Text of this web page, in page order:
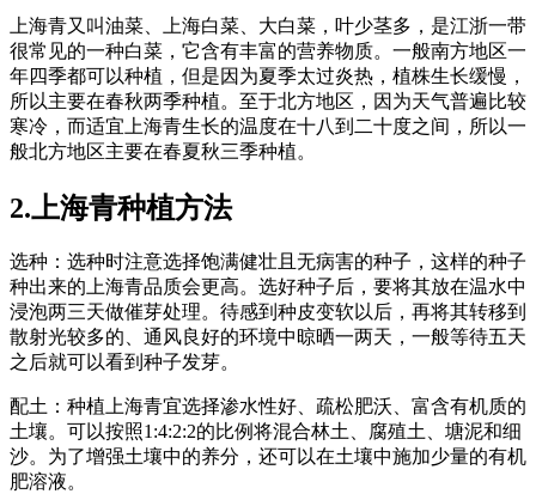
上海青又叫油菜、上海白菜、大白菜，叶少茎多，是江浙一带
很常见的一种白菜，它含有丰富的营养物质。一般南方地区一
年四季都可以种植，但是因为夏季太过炎热，植株生长缓慢，
所以主要在春秋两季种植。至于北方地区，因为天气普遍比较
寒冷，而适宜上海青生长的温度在十八到二十度之间，所以一
般北方地区主要在春夏秋三季种植。
2.上海青种植方法
选种：选种时注意选择饱满健壮且无病害的种子，这样的种子
种出来的上海青品质会更高。选好种子后，要将其放在温水中
浸泡两三天做催芽处理。待感到种皮变软以后，再将其转移到
散射光较多的、通风良好的环境中晾晒一两天，一般等待五天
之后就可以看到种子发芽。
配土：种植上海青宜选择渗水性好、疏松肥沃、富含有机质的
土壤。可以按照1:4:2:2的比例将混合林土、腐殖土、塘泥和细
沙。为了增强土壤中的养分，还可以在土壤中施加少量的有机
肥溶液。